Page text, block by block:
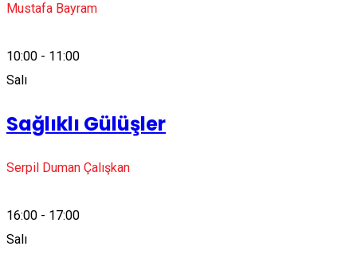
Mustafa Bayram
10:00 - 11:00
Salı
Sağlıklı Gülüşler
Serpil Duman Çalışkan
16:00 - 17:00
Salı